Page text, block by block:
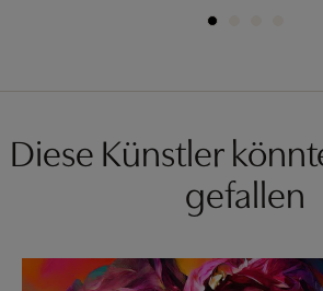
Diese Künstler
gefallen